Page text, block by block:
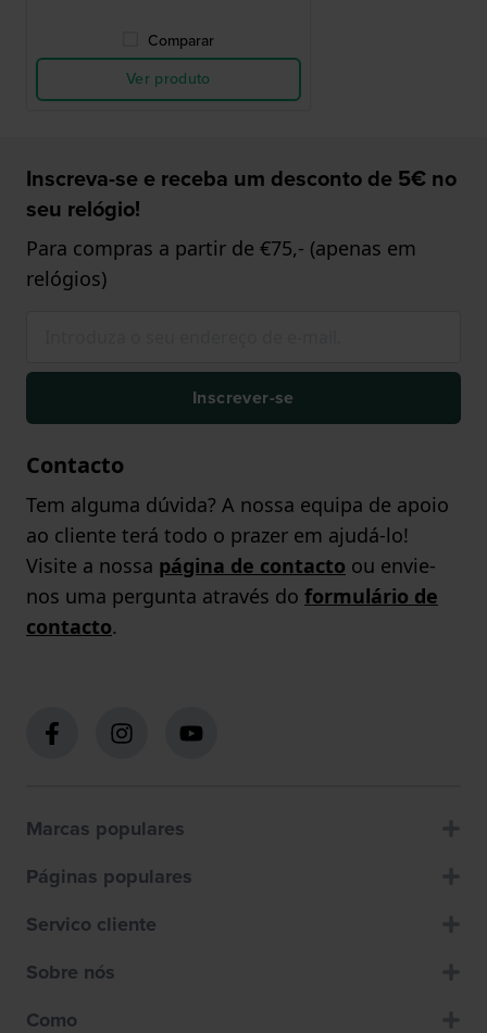
Comparar
Ver produto
Inscreva-se e receba um desconto de 5€ no
seu relógio!
Para compras a partir de €75,- (apenas em
relógios)
Inscrever-se
Contacto
Tem alguma dúvida? A nossa equipa de apoio
ao cliente terá todo o prazer em ajudá-lo!
Visite a nossa página de contacto ou envie-
nos uma pergunta através do formulário de
contacto.
Marcas populares
Páginas populares
Servico cliente
Sobre nós
Como